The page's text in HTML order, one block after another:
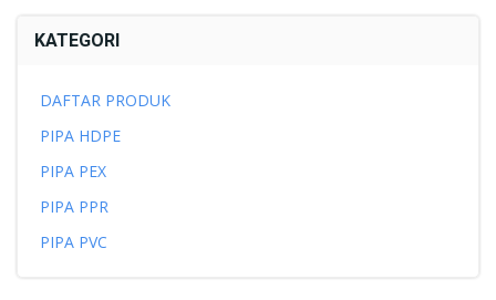
KATEGORI
DAFTAR PRODUK
PIPA HDPE
PIPA PEX
PIPA PPR
PIPA PVC